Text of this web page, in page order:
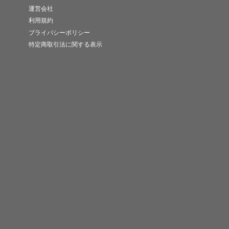
運営会社
利用規約
プライバシーポリシー
特定商取引法に関する表示